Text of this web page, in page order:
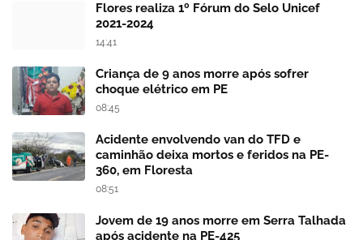
Flores realiza 1º Fórum do Selo Unicef
2021-2024
14:41
Criança de 9 anos morre após sofrer
choque elétrico em PE
08:45
Acidente envolvendo van do TFD e
caminhão deixa mortos e feridos na PE-
360, em Floresta
08:51
Jovem de 19 anos morre em Serra Talhada
após acidente na PE-425